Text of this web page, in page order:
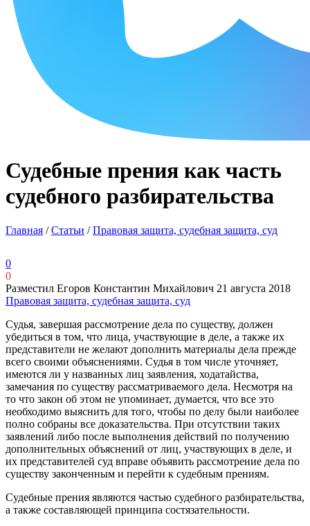
Судебные прения как часть
судебного разбирательства
Главная /Статьи /Правовая защита, судебная защита, суд
0
0
Разместил Егоров Константин Михайлович 21 августа 2018
Правовая защита, судебная защита, суд
Судья, завершая рассмотрение дела по существу, должен
убедиться в том, что лица, участвующие в деле, а также их
представители не желают дополнить материалы дела прежде
всего своими объяснениями. Судья в том числе уточняет,
имеются ли у названных лиц заявления, ходатайства,
замечания по существу рассматриваемого дела. Несмотря на
то что закон об этом не упоминает, думается, что все это
необходимо выяснить для того, чтобы по делу были наиболее
полно собраны все доказательства. При отсутствии таких
заявлений либо после выполнения действий по получению
дополнительных объяснений от лиц, участвующих в деле, и
их представителей суд вправе объявить рассмотрение дела по
существу законченным и перейти к судебным прениям.
Судебные прения являются частью судебного разбирательства,
а также составляющей принципа состязательности.